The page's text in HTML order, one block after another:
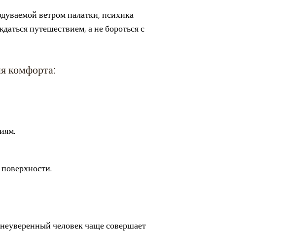
ветром палатки, психика
путешествием, а не бороться с
комфорта:
человек чаще совершает